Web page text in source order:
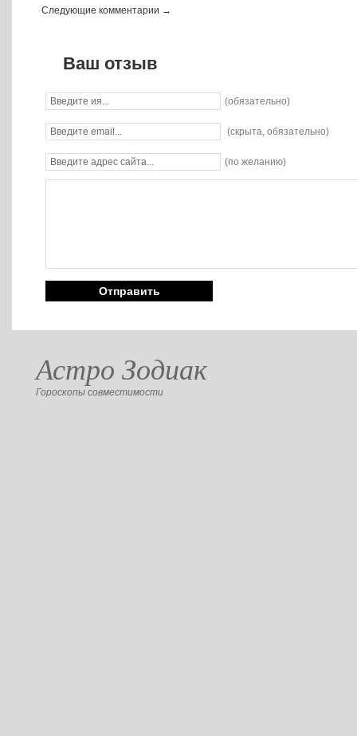
Следующие комментарии →
Ваш отзыв
(обязательно)
(скрыта, обязательно)
(по желанию)
Астро Зодиак
Гороскопы совместимости